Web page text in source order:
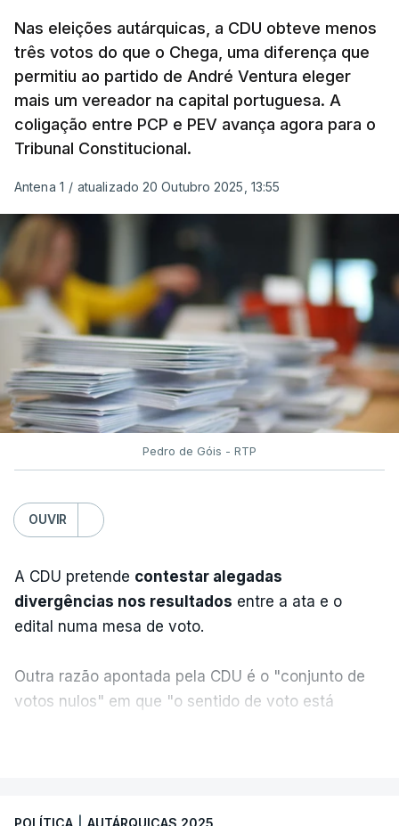
Nas eleições autárquicas, a CDU obteve menos
três votos do que o Chega, uma diferença que
permitiu ao partido de André Ventura eleger
mais um vereador na capital portuguesa. A
coligação entre PCP e PEV avança agora para o
Tribunal Constitucional.
Antena 1 / atualizado 20 Outubro 2025, 13:55
Pedro de Góis - RTP
OUVIR
A CDU pretende contestar alegadas
divergências nos resultados entre a ata e o
edital numa mesa de voto.
Outra razão apontada pela CDU é o "conjunto de
votos nulos" em que "o sentido de voto está
POLÍTICA AUTÁRQUICAS 2025